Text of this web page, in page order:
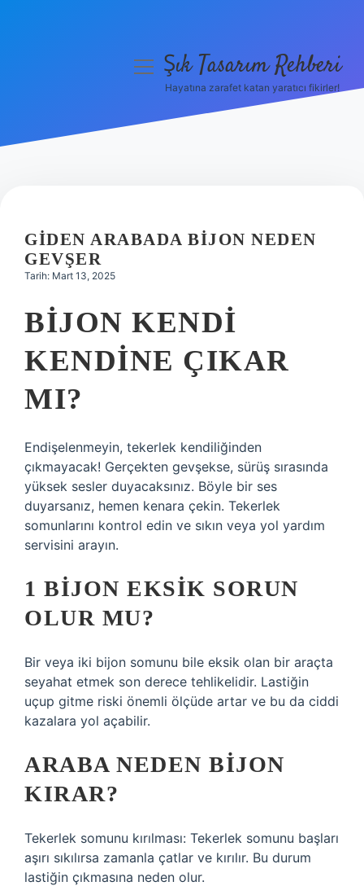
Hakkımızda
menüyüŞık Tasarım Rehberi
Hayatına zarafet katan yaratıcı fikirler!
GIDEN ARABADA BIJON NEDEN
GEVŞER
Tarih: Mart 13, 2025
BIJON KENDI
KENDINE ÇIKAR
MI?
Endişelenmeyin, tekerlek kendiliğinden
çıkmayacak! Gerçekten gevşekse, sürüş sırasında
yüksek sesler duyacaksınız. Böyle bir ses
duyarsanız, hemen kenara çekin. Tekerlek
somunlarını kontrol edin ve sıkın veya yol yardım
servisini arayın.
1 BIJON EKSIK SORUN
OLUR MU?
Bir veya iki bijon somunu bile eksik olan bir araçta
seyahat etmek son derece tehlikelidir. Lastiğin
uçup gitme riski önemli ölçüde artar ve bu da ciddi
kazalara yol açabilir.
ARABA NEDEN BIJON
KIRAR?
Tekerlek somunu kırılması: Tekerlek somunu başları
aşırı sıkılırsa zamanla çatlar ve kırılır. Bu durum
lastiğin çıkmasına neden olur.